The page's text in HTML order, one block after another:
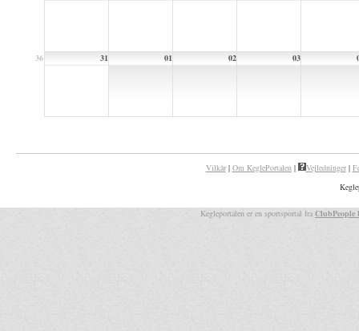
36 31 01 02 03
Vilkår| Om KeglePortalen| Vejledninger|
Kegleportalen er en sportsportal fra ClubPeople